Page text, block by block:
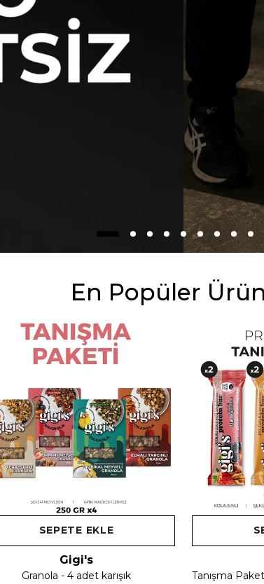
En Popüler
SEPETE EKLE
Gigi's
Granola - 4 adet karışık